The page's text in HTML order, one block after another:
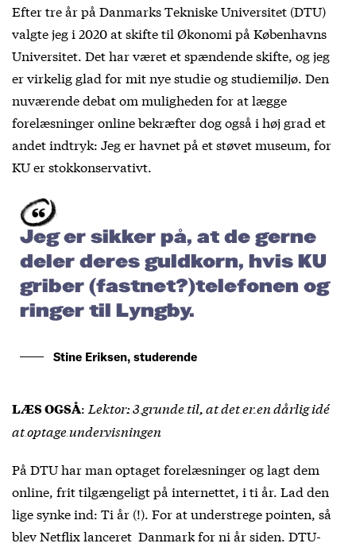
Efter tre år på Danmarks Tekniske Universitet (DTU)
valgte jeg i 2020 at skifte til Økonomi på Københavns
Universitet. Det har været et spændende skifte, og jeg
er virkelig glad for mit nye studie og studiemiljø. Den
nuværende debat om muligheden for at lægge
forelæsninger online bekræfter dog også i høj grad et
andet indtryk: Jeg er havnet på et støvet museum, for
KU er stokkonservativt.
Jeg er sikker på, at de gerne
deler deres guldkorn, hvis KU
griber (fastnet?)telefonen og
ringer til Lyngby.
Stine Eriksen, studerende
LÆS OGSÅ: Lektor: 3 grunde til, at det er en dårlig idé
at optage undervisningen
På DTU har man optaget forelæsninger og lagt dem
online, frit tilgængeligt på internettet, i ti år. Lad den
lige synke ind: Ti år (!). For at understrege pointen, så
blev Netflix lanceret Danmark for ni år siden. DTU-